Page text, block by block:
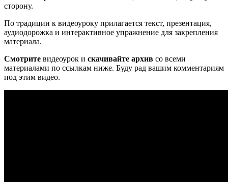
сторону.
По традиции к видеоуроку прилагается текст, презентация,
аудиодорожка и интерактивное упражнение для закрепления
материала.
Смотрите видеоурок и скачивайте архив со всеми
материалами по ссылкам ниже. Буду рад вашим комментариям
под этим видео.